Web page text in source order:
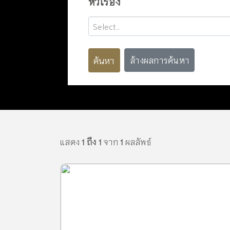
Select..
ค้นหา ล้างผลการค้นหา
แสดง1 ถึง 1จาก1 ผลลัพธ์